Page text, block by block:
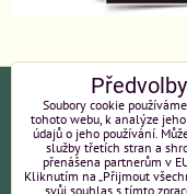
Ochrana osobních údajů
Obchodní podmínky
Soubory cookie
tohoto webu, k analýze
údajů o jeho používání.
služby třetích stran a
přenášena partnerům v
Kliknutím na „Přijmout
svůj souhlas s tímto